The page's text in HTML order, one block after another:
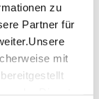
zu
Partner für
mit
p.m.